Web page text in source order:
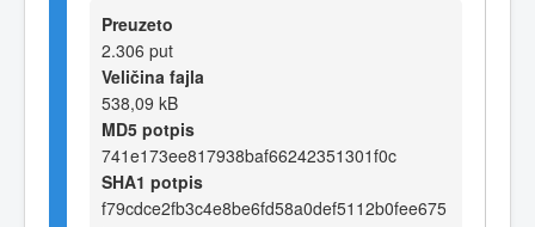
Preuzeto
2.306 put
Veličina fajla
538,09 kB
MD5 potpis
741e173ee817938baf66242351301f0c
SHA1 potpis
f79cdce2fb3c4e8be6fd58a0def5112b0fee675